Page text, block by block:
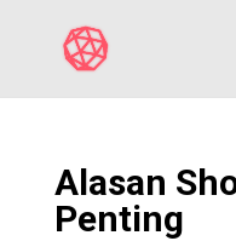
Alasan
Penting